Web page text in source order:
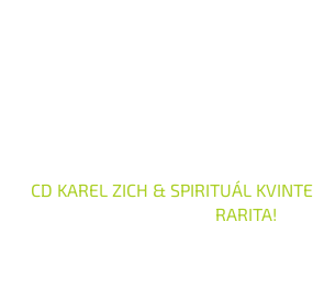
CD KAREL ZICH & SPIRITUÁL
RARITA!